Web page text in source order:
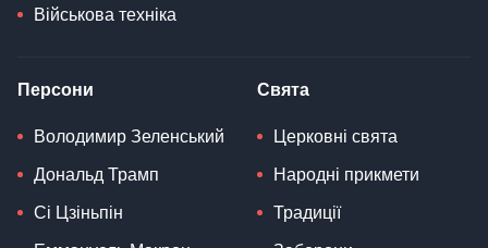
Військова техніка
Персони
Володимир Зеленський
Дональд Трамп
Сі Цзіньпін
Свята
Церковні свята
Народні прикмети
Традиції